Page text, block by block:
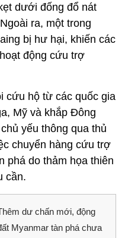
dưới đống đổ nát
ra, một trong
bị hư hại, khiến các
động cứu trợ
cứu hộ từ các quốc gia
Mỹ và khắp Đông
yếu thông qua thủ
chuyển hàng cứu trợ
phá do thảm họa thiên
cần.
dư chấn mới, động
Myanmar tàn phá chưa